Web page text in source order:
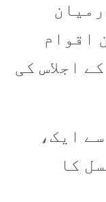
اقوام
اجلاس کی
ایک،
کا